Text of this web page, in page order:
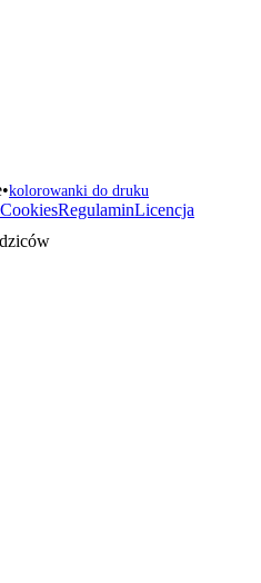
•kolorowanki do druku
RegulaminLicencja